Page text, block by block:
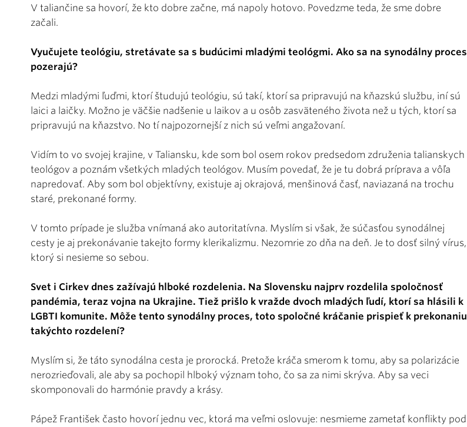
V taliančine sa hovorí, že kto dobre začne, má napoly hotovo. Povedzme teda, že sme dobre
začali.
Vyučujete teológiu, stretávate sa s budúcimi mladými teológmi. Ako sa na synodálny proces
pozerajú?
Medzi mladými ľuďmi, ktorí študujú teológiu, sú takí, ktorí sa pripravujú na kňazskú službu, iní sú
laici a laičky. Možno je väčšie nadšenie u laikov a u osôb zasväteného života než u tých, ktorí sa
pripravujú na kňazstvo. No tí najpozornejší z nich sú veľmi angažovaní.
Vidím to vo svojej krajine, v Taliansku, kde som bol osem rokov predsedom združenia talianskych
teológov a poznám všetkých mladých teológov. Musím povedať, že je tu dobrá príprava a vôľa
napredovať. Aby som bol objektívny, existuje aj okrajová, menšinová časť, naviazaná na trochu
staré, prekonané formy.
V tomto prípade je služba vnímaná ako autoritatívna. Myslím si však, že súčasťou synodálnej
cesty je aj prekonávanie takejto formy klerikalizmu. Nezomrie zo dňa na deň. Je to dosť silný vírus,
ktorý si nesieme so sebou.
Svet i Cirkev dnes zažívajú hlboké rozdelenia. Na Slovensku najprv rozdelila spoločnosť
pandémia, teraz vojna na Ukrajine. Tiež prišlo k vražde dvoch mladých ľudí, ktorí sa hlásili k
LGBTI komunite. Môže tento synodálny proces, toto spoločné kráčanie prispieť k prekonaniu
takýchto rozdelení?
Myslím si, že táto synodálna cesta je prorocká. Pretože kráča smerom k tomu, aby sa polarizácie
nerozrieďovali, ale aby sa pochopil hlboký význam toho, čo sa za nimi skrýva. Aby sa veci
skomponovali do harmónie pravdy a krásy.
Pápež František často hovorí jednu vec, ktorá ma veľmi oslovuje: nesmieme zametať konflikty pod